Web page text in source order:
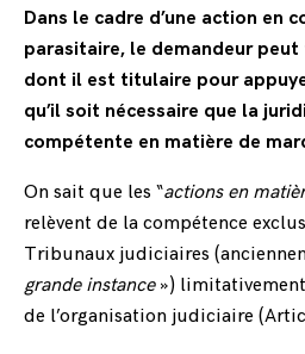
Dans le cadre d’une action en
parasitaire, le demandeur
dont il est titulaire pour
qu’il soit nécessaire que la
compétente en matière de
On sait que les “actions en
relèvent de la compétence
Tribunaux judiciaires
grande instance») limitativement
de l’organisation judiciaire